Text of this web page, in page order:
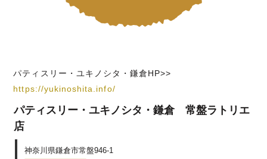
パティスリー・ユキノシタ・鎌倉HP>>
https://yukinoshita.info/
パティスリー・ユキノシタ・鎌倉 常盤ラトリエ
店
神奈川県鎌倉市常盤946-1